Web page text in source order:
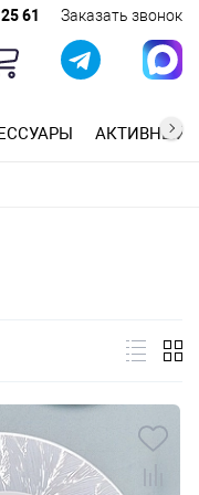
61 Заказать звонок
АКТИВНЫЙ